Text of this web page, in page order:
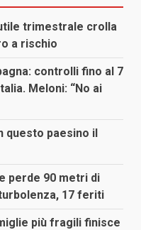
trimestrale crolla
a rischio
controlli fino al 7
Meloni: “No ai
questo paesino il
perde 90 metri di
17 feriti
più fragili finisce